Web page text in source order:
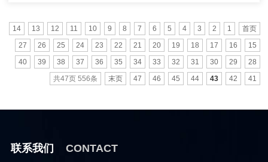
首页
1
2
3
4
5
6
7
8
9
10
11
12
13
14
15
16
17
18
19
20
21
22
23
24
25
26
27
28
29
30
31
32
33
34
35
36
37
38
39
40
41
42
43
44
45
46
47
末页
共47页 556条
联系我们 CONTACT